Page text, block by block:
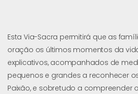
Esta Via-Sacra permitirá que as
oração os últimos momentos da
explicativos, acompanhados de
pequenos e grandes a reconhecer
Paixão, e sobretudo a compreender